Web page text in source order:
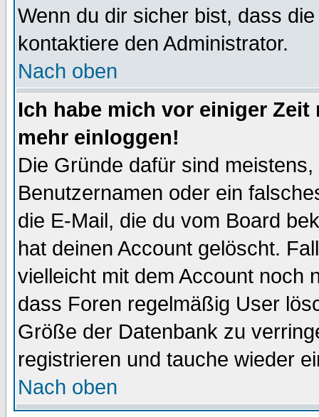
Wenn du dir sicher bist, dass
kontaktiere den Administrator.
Nach oben
Ich habe mich vor einiger
mehr einloggen!
Die Gründe dafür sind
Benutzernamen oder ein
die E-Mail, die du vom Board
hat deinen Account gelöscht.
vielleicht mit dem Account noch
dass Foren regelmäßig User
Größe der Datenbank zu
registrieren und tauche wieder
Nach oben